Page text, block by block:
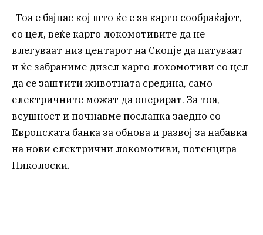
-Тоа е бајпас кој што ќе е за карго сообраќајот,
со цел, веќе карго локомотивите да не
влегуваат низ центарот на Скопје да патуваат
и ќе забраниме дизел карго локомотиви со цел
да се заштити животната средина, само
електричните можат да оперират. За тоа,
всушност и почнавме послапка заедно со
Европската банка за обнова и развој за набавка
на нови електрични локомотиви, потенцира
Николоски.